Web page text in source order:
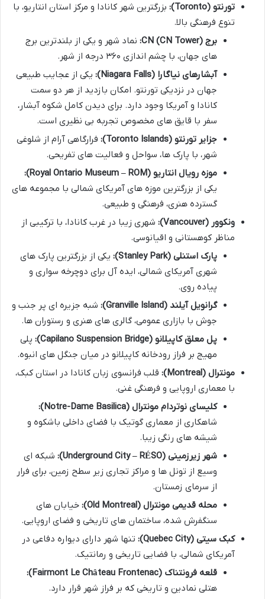
تورنتو (Toronto):
بزرگترین شهر کانادا و مرکز استان انتاریو، با
تنوع فرهنگی بالا.
برج CN (CN Tower):
نماد شهر و یکی از بلندترین برج
های جهان، با چشم اندازی ۳۶۰ درجه از شهر.
آبشارهای نیاگارا (Niagara Falls):
یکی از عجایب طبیعی
جهان در نزدیکی تورنتو. امکان بازدید از هر دو سمت
کانادا و آمریکا وجود دارد. برای دیدن کامل شکوه آبشار،
سفر با قایق های مخصوص تجربه بی نظیری است.
جزایر تورنتو (Toronto Islands):
فرارگاهی آرام از شلوغی
شهر، با پارک ها، سواحل و فعالیت های تفریحی.
موزه رویال انتاریو (Royal Ontario Museum – ROM):
یکی از بزرگترین موزه های آمریکای شمالی با مجموعه های
گسترده هنری، فرهنگی و طبیعی.
ونکوور (Vancouver):
شهری زیبا در غرب کانادا، با ترکیبی از
مناظر کوهستانی و اقیانوسی.
پارک استنلی (Stanley Park):
یکی از بزرگترین پارک های
شهری آمریکای شمالی، ایده آل برای دوچرخه سواری و
پیاده روی.
گرانویل آیلند (Granville Island):
شبه جزیره ای پر جنب و
جوش با بازاری عمومی، گالری های هنری و رستوران ها.
پل معلق کاپیلانو (Capilano Suspension Bridge):
پلی
مهیج بر فراز رودخانه کاپیلانو در میان جنگل های انبوه.
مونترال (Montreal):
قلب فرانسوی زبان کانادا در استان کبک،
با معماری اروپایی و فرهنگی غنی.
کلیسای نوتردام مونترال (Notre-Dame Basilica):
شاهکاری از معماری گوتیک با فضای داخلی باشکوه و
شیشه های رنگی زیبا.
شهر زیرزمینی (Underground City – RÉSO):
شبکه ای
وسیع از تونل ها و مراکز تجاری زیر سطح زمین، برای فرار
از سرمای زمستان.
محله قدیمی مونترال (Old Montreal):
خیابان های
سنگفرش شده، ساختمان های تاریخی و فضای اروپایی.
کبک سیتی (Quebec City):
تنها شهر دارای دیواره دفاعی در
آمریکای شمالی، با فضایی تاریخی و رمانتیک.
قلعه فرونتناک (Fairmont Le Château Frontenac):
هتلی نمادین و تاریخی که بر فراز شهر قرار دارد.